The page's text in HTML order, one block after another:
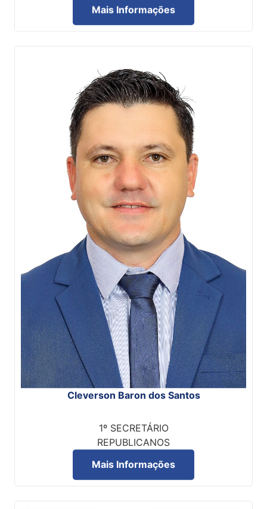
Mais Informações
Cleverson Baron dos Santos
1º SECRETÁRIO
REPUBLICANOS
Mais Informações